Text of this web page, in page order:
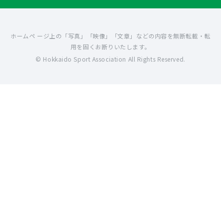
ホームペ ージ上の「写真」「映像」「文章」などの内容を無断転載・転
用を固くお断りいたします。
© Hokkaido Sport Association All Rights Reserved.